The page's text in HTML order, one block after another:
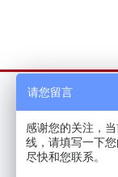
请您留言
感谢您的关注，
线，请填写一下
尽快和您联系。